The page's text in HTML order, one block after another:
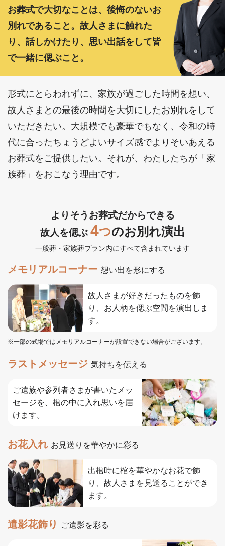
お葬式で大切なことは、後悔のないお
別れであること。故人さまに触れた
り、話しかけたり、思い出話をして皆
で一緒に偲ぶこと。
形式にとらわれずに、家族が過ごした時間を想い、
故人さまとの最後の時間を大切にしたお別れをして
いただきたい。大規模でも豪華でもなく、令和の時
代に合ったちょうどよいサイズ感でよりそいあえる
お葬式をご提供したい。それが、わたしたちが「家
族葬」をおこなう理由です。
よりそうお葬式だからできる
故人を偲ぶ 4つのお別れ演出
一般葬・家族葬プラン内にすべて含まれています
メモリアルコーナー 想い出を形にする
故人さまが好きだったものを飾
り、お人柄を偲ぶ空間を演出しま
す。
※一部の式場ではメモリアルコーナーが設置できない場合がございます。
ラストメッセージ 気持ちを伝える
ご遺族や参列者さまが書いたメッ
セージを、棺の中に入れ思いを届
けます。
お花入れ お見送りを華やかに彩る
出棺時に棺を華やかなお花で飾
り、故人さまを見送ることができ
ます。
遺影花飾り ご遺影を彩る